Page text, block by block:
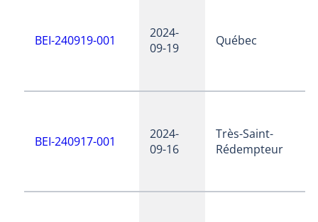
BEI-240919-001
2024-
09-19
Québec
BEI-240917-001
2024-
09-16
Très-Saint-
Rédempteur